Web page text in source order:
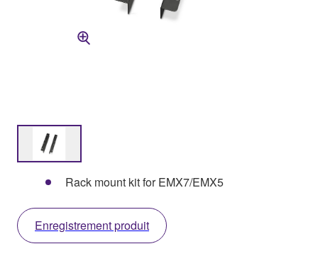
Rack mount kit for EMX7/EMX5
Enregistrement produit